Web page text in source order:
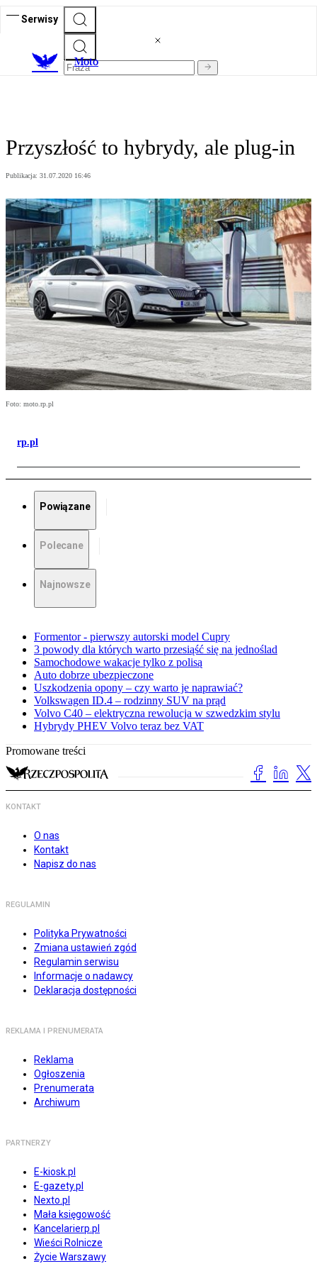
Serwisy
Moto
Przyszłość to hybrydy, ale plug-in
Publikacja: 31.07.2020 16:46
Foto: moto.rp.pl
rp.pl
Powiązane
Polecane
Najnowsze
Formentor - pierwszy autorski model Cupry
3 powody dla których warto przesiąść się na jednoślad
Samochodowe wakacje tylko z polisą
Auto dobrze ubezpieczone
Uszkodzenia opony – czy warto je naprawiać?
Volkswagen ID.4 – rodzinny SUV na prąd
Volvo C40 – elektryczna rewolucja w szwedzkim stylu
Hybrydy PHEV Volvo teraz bez VAT
Promowane treści
KONTAKT
O nas
Kontakt
Napisz do nas
REGULAMIN
Polityka Prywatności
Zmiana ustawień zgód
Regulamin serwisu
Informacje o nadawcy
Deklaracja dostępności
REKLAMA I PRENUMERATA
Reklama
Ogłoszenia
Prenumerata
Archiwum
PARTNERZY
E-kiosk.pl
E-gazety.pl
Nexto.pl
Mała księgowość
Kancelarierp.pl
Wieści Rolnicze
Życie Warszawy